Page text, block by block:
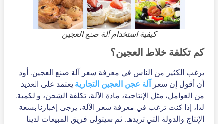
كيفية استخدام آلة صنع العجين
كم تكلفة خلاط العجين؟
يرغب الكثير من الناس في معرفة سعر آلة صنع العجين. أود
أن أقول إن سعر آلة عجن العجين التجارية يعتمد على العديد
من العوامل، مثل الإنتاجية، مادة الآلة، تكلفة الشحن، والكمية.
لذا، إذا كنت ترغب في معرفة سعر الآلة، يرجى إخبارنا بسعة
الإنتاج والدولة التي تريدها. ثم سيتولى فريق المبيعات لدينا